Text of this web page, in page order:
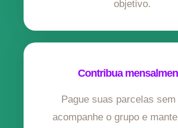
objetivo.
Contribua
Pague suas parcelas
acompanhe o grupo e